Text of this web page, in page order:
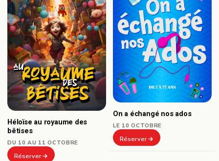
Héloïse au royaume des
bêtises
DU 10 AU 11 OCTOBRE
Réserver
On a échangé nos ados
LE 10 OCTOBRE
Réserver